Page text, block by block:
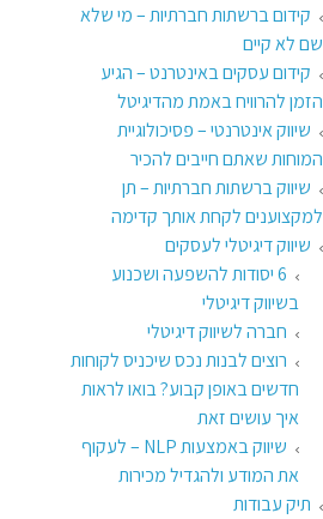
קידום ברשתות חברתיות – מי שלא
שם לא קיים
קידום עסקים באינטרנט – הגיע
הזמן להרוויח באמת מהדיגיטל
שיווק אינטרנטי – פסיכולוגיית
המוחות שאתם חייבים להכיר
שיווק ברשתות חברתיות – תן
למקצוענים לקחת אותך קדימה
שיווק דיגיטלי לעסקים
6 יסודות להשפעה ושכנוע
בשיווק דיגיטלי
חברה לשיווק דיגיטלי
רוצים לבנות נכס שיכניס לקוחות
חדשים באופן קבוע? בואו לראות
איך עושים זאת​
שיווק באמצעות NLP – לעקוף
את המודע ולהגדיל מכירות
תיק עבודות